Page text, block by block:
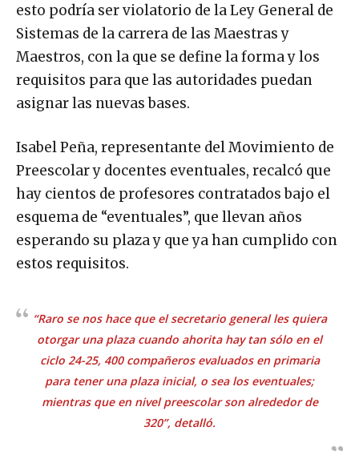
esto podría ser violatorio de la Ley General de
Sistemas de la carrera de las Maestras y
Maestros, con la que se define la forma y los
requisitos para que las autoridades puedan
asignar las nuevas bases.
Isabel Peña, representante del Movimiento de
Preescolar y docentes eventuales, recalcó que
hay cientos de profesores contratados bajo el
esquema de “eventuales”, que llevan años
esperando su plaza y que ya han cumplido con
estos requisitos.
“Raro se nos hace que el secretario general les quiera
otorgar una plaza cuando ahorita hay tan sólo en el
ciclo 24-25, 400 compañeros evaluados en primaria
para tener una plaza inicial, o sea los eventuales;
mientras que en nivel preescolar son alrededor de
320”, detalló.